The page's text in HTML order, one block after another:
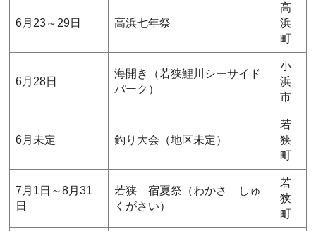
6月23～29日 高浜七年祭
高
浜
町
6月28日
海開き（若狭鯉川シーサイド
パーク）
小
浜
市
6月未定 釣り大会（地区未定）
若
狭
町
7月1日～8月31
日
若狭 宿夏祭（わかさ しゅ
くがさい）
若
狭
町